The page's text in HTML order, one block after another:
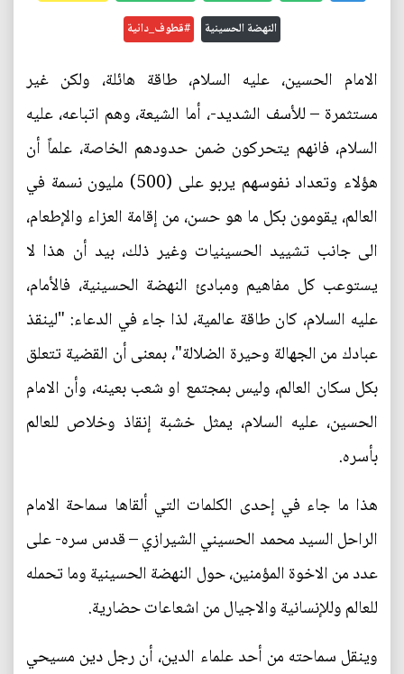
النهضة الحسينية #قطوف_دانية
الامام الحسين، عليه السلام، طاقة هائلة، ولكن غير
مستثمرة – للأسف الشديد-، أما الشيعة، وهم اتباعه، عليه
السلام، فانهم يتحركون ضمن حدودهم الخاصة، علماً أن
هؤلاء وتعداد نفوسهم يربو على (500) مليون نسمة في
العالم، يقومون بكل ما هو حسن، من إقامة العزاء والإطعام،
الى جانب تشييد الحسينيات وغير ذلك، بيد أن هذا لا
يستوعب كل مفاهيم ومبادئ النهضة الحسينية، فالأمام،
عليه السلام، كان طاقة عالمية، لذا جاء في الدعاء: "لينقذ
عبادك من الجهالة وحيرة الضلالة"، بمعنى أن القضية تتعلق
بكل سكان العالم، وليس بمجتمع او شعب بعينه، وأن الامام
الحسين، عليه السلام، يمثل خشبة إنقاذ وخلاص للعالم
بأسره.
هذا ما جاء في إحدى الكلمات التي ألقاها سماحة الامام
الراحل السيد محمد الحسيني الشيرازي – قدس سره- على
عدد من الاخوة المؤمنين، حول النهضة الحسينية وما تحمله
للعالم وللإنسانية والاجيال من اشعاعات حضارية.
وينقل سماحته من أحد علماء الدين، أن رجل دين مسيحي